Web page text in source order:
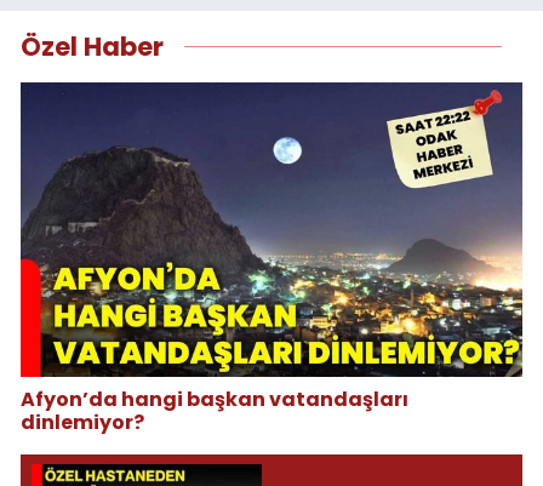
Özel Haber
Afyon’da hangi başkan vatandaşları
dinlemiyor?